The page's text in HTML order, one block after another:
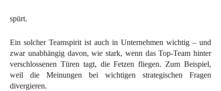
spürt.
Ein solcher Teamspirit ist auch in Unternehmen wichtig – und
zwar unabhängig davon, wie stark, wenn das Top-Team hinter
verschlossenen Türen tagt, die Fetzen fliegen. Zum Beispiel,
weil die Meinungen bei wichtigen strategischen Fragen
divergieren.